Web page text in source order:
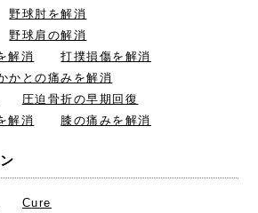
野球肘を解消
野球肩の解消
解消
打撲損傷を解消
かとの痛みを解消
圧迫骨折の早期回復
解消
膝の痛みを解消
Cure